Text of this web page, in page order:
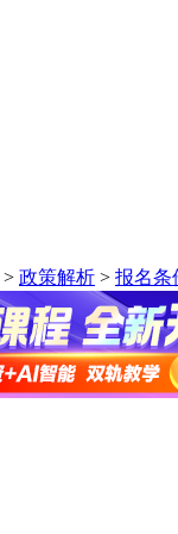
> 政策解析 > 报名条